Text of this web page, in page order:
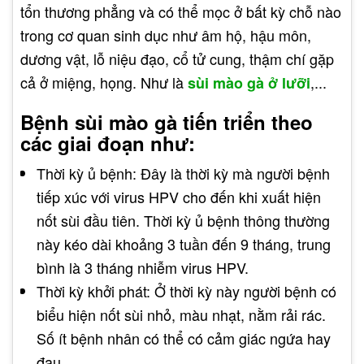
tổn thương phẳng và có thể mọc ở bất kỳ chỗ nào
trong cơ quan sinh dục như âm hộ, hậu môn,
dương vật, lỗ niệu đạo, cổ tử cung, thậm chí gặp
cả ở miệng, họng. Như làsùi mào gà ở lưỡi,...
Bệnh sùi mào gà tiến triển theo
các giai đoạn như:
Thời kỳ ủ bệnh: Đây là thời kỳ mà người bệnh
tiếp xúc với virus HPV cho đến khi xuất hiện
nốt sùi đầu tiên. Thời kỳ ủ bệnh thông thường
này kéo dài khoảng 3 tuần đến 9 tháng, trung
bình là 3 tháng nhiễm virus HPV.
Thời kỳ khởi phát: Ở thời kỳ này người bệnh có
biểu hiện nốt sùi nhỏ, màu nhạt, nằm rải rác.
Số ít bệnh nhân có thể có cảm giác ngứa hay